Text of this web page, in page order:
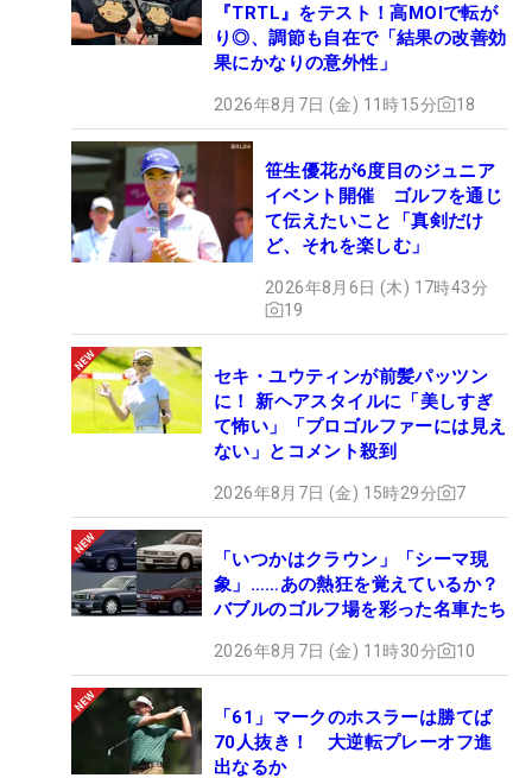
『TRTL』をテスト！高MOIで転が
り◎、調節も自在で「結果の改善効
果にかなりの意外性」
2026年8月7日 (金) 11時15分 18
笹生優花が6度目のジュニア
イベント開催 ゴルフを通じ
て伝えたいこと「真剣だけ
ど、それを楽しむ」
2026年8月6日 (木) 17時43分
19
セキ・ユウティンが前髪パッツン
に！ 新ヘアスタイルに「美しすぎ
て怖い」「プロゴルファーには見え
ない」とコメント殺到
2026年8月7日 (金) 15時29分 7
「いつかはクラウン」「シーマ現
象」……あの熱狂を覚えているか？
バブルのゴルフ場を彩った名車たち
2026年8月7日 (金) 11時30分 10
「61」マークのホスラーは勝てば
70人抜き！ 大逆転プレーオフ進
出なるか